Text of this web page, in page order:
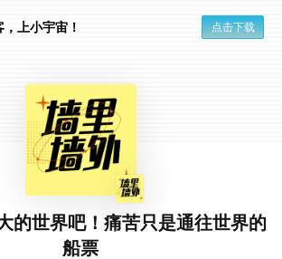
上小宇宙！ 点击下载
的世界吧！痛苦只是通往世界的
船票